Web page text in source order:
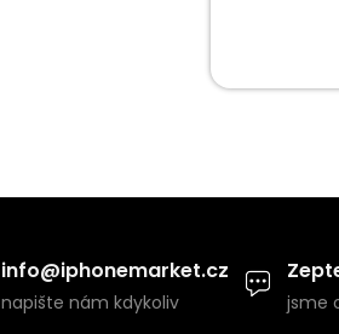
info@iphonemarket.cz
napište nám kdykoliv jsme